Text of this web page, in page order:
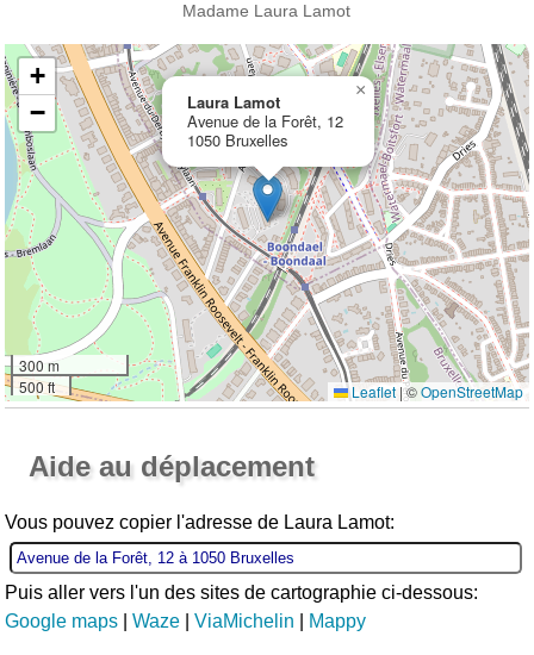
Madame Laura Lamot
Laura Lamot
Avenue de la Forêt, 12
1050 Bruxelles
×
+
−
300 m
500 ft
Leaflet |©OpenStreetMap
Aide au déplacement
Vous pouvez copier l'adresse de Laura Lamot:
Puis aller vers l'un des sites de cartographie ci-dessous:
Google maps |Waze |ViaMichelin Mappy